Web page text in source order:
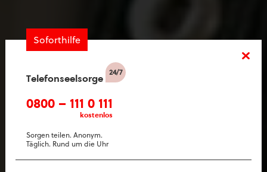
Soforthilfe
Telefonseelsorge
0800 – 111 0 111
kostenlos
Sorgen teilen. Anonym.
Täglich. Rund um die Uhr